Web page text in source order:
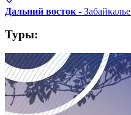
Дальний восток - Забайкалье
Туры: